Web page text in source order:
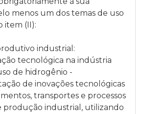
menos um dos temas de uso
item (II):
industrial:
tecnológica na indústria
de hidrogênio -
de inovações tecnológicas
transportes e processos
produção industrial, utilizando